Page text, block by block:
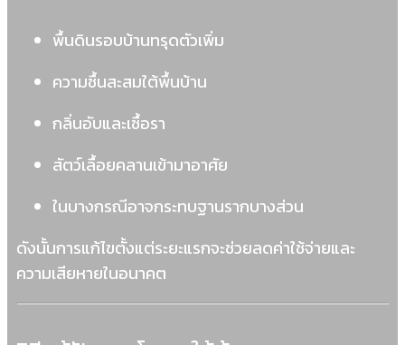
พื้นดินรอบบ้านทรุดตัวเพิ่ม
ความชื้นสะสมใต้พื้นบ้าน
กลิ่นอับและเชื้อรา
สัตว์เลื้อยคลานเข้ามาอาศัย
ในบางกรณีอาจกระทบฐานรากบางส่วน
ดังนั้นการแก้ไขตั้งแต่ระยะแรกจะช่วยลดค่าใช้จ่ายและ
ความเสียหายในอนาคต